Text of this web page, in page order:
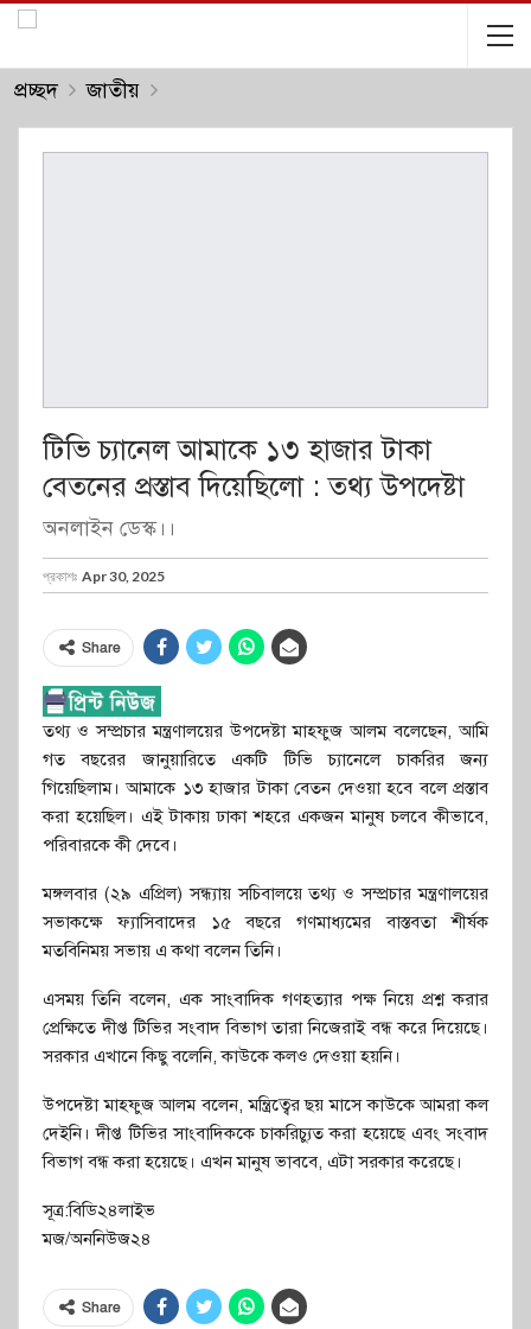
প্রচ্ছদ জাতীয়
টিভি চ্যানেল আমাকে ১৩ হাজার টাকা
বেতনের প্রস্তাব দিয়েছিলো : তথ্য উপদেষ্টা
অনলাইন ডেস্ক।।
প্রকাশঃ Apr 30, 2025
Share
তথ্য ও সম্প্রচার মন্ত্রণালয়ের উপদেষ্টা মাহফুজ আলম বলেছেন, আমি
গত বছরের জানুয়ারিতে একটি টিভি চ্যানেলে চাকরির জন্য
গিয়েছিলাম। আমাকে ১৩ হাজার টাকা বেতন দেওয়া হবে বলে প্রস্তাব
করা হয়েছিল। এই টাকায় ঢাকা শহরে একজন মানুষ চলবে কীভাবে,
পরিবারকে কী দেবে।
মঙ্গলবার (২৯ এপ্রিল) সন্ধ্যায় সচিবালয়ে তথ্য ও সম্প্রচার মন্ত্রণালয়ের
সভাকক্ষে ফ্যাসিবাদের ১৫ বছরে গণমাধ্যমের বাস্তবতা শীর্ষক
মতবিনিময় সভায় এ কথা বলেন তিনি।
এসময় তিনি বলেন, এক সাংবাদিক গণহত্যার পক্ষ নিয়ে প্রশ্ন করার
প্রেক্ষিতে দীপ্ত টিভির সংবাদ বিভাগ তারা নিজেরাই বন্ধ করে দিয়েছে।
সরকার এখানে কিছু বলেনি, কাউকে কলও দেওয়া হয়নি।
উপদেষ্টা মাহফুজ আলম বলেন, মন্ত্রিত্বের ছয় মাসে কাউকে আমরা কল
দেইনি। দীপ্ত টিভির সাংবাদিককে চাকরিচ্যুত করা হয়েছে এবং সংবাদ
বিভাগ বন্ধ করা হয়েছে। এখন মানুষ ভাববে, এটা সরকার করেছে।
সূত্র:বিডি২৪লাইভ
মজ/অননিউজ২৪
Share